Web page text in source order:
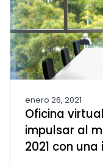
enero 26, 2021
Oficina
impulsar al
2021 con